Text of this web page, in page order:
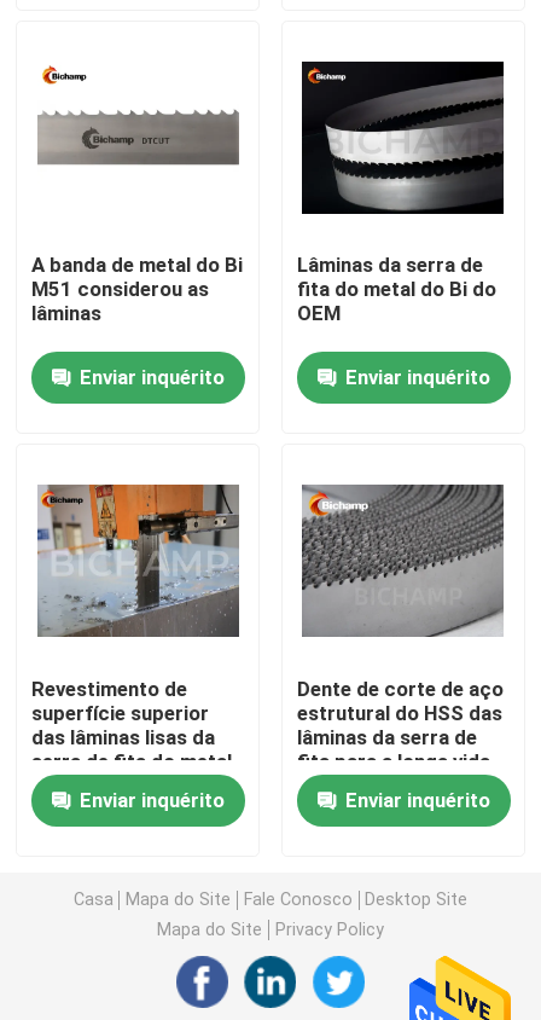
Controle da qualidade
Contacte-nos
Peça umas citações
Lâminas da serra de fita do metal do Bi
Lâmina de uso geral da serra de fita
Lâminas industriais da serra de fita
Lâminas da serra de fita do corte do metal
Lâmina de serra revestida da faixa
Lâminas de corte de madeira da serra de fita
Lâminas de aço inoxidável da serra de fita
A banda de metal do Bi
M51 considerou as
lâminas
Enviar inquérito
Lâminas da serra de
fita do metal do Bi do
OEM
Enviar inquérito
Revestimento de
superfície superior
das lâminas lisas da
serra de fita do metal
do Bi para grandes
materiaisEnviar inquérito
Dente de corte de aço
estrutural do HSS das
lâminas da serra de
fita para a longa vida
Enviar inquérito
Casa Mapa do Site Fale Conosco
Desktop Site
Mapa do Site
Privacy Policy